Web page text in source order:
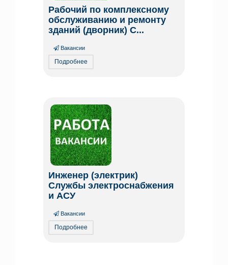
Рабочий по комплексному
обслуживанию и ремонту
зданий (дворник) С...
Вакансии
Подробнее
Инженер (электрик)
Службы электроснабжения
и АСУ
Вакансии
Подробнее